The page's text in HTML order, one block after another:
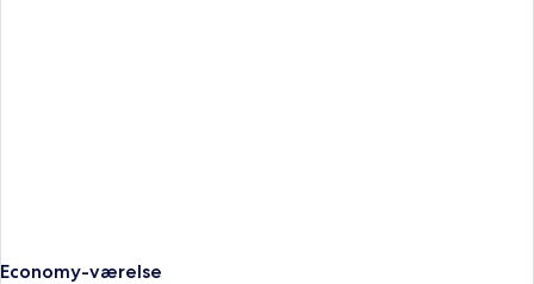
Economy-værelse